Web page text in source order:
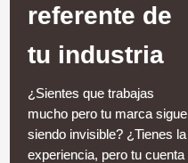
referente de
tu industria
¿Sientes que trabajas
mucho pero tu marca sigue
siendo invisible? ¿Tienes la
experiencia, pero tu cuenta